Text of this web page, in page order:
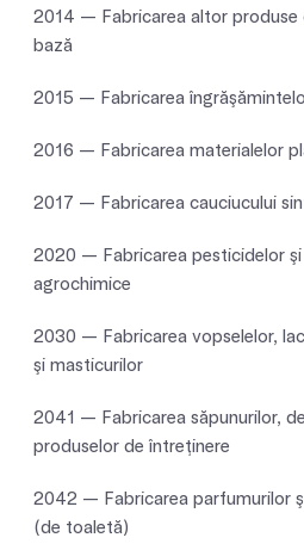
2014 — Fabricarea altor produse
bază
2015 — Fabricarea
2016 — Fabricarea materialelor
2017 — Fabricarea cauciucului
2020 — Fabricarea pesticidelor
agrochimice
2030 — Fabricarea vopselelor,
şi masticurilor
2041 — Fabricarea săpunurilor,
produselor de întreţinere
2042 — Fabricarea parfumurilor
(de toaletă)